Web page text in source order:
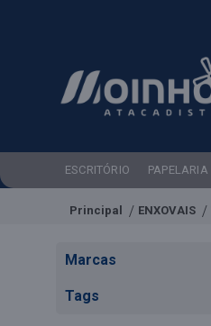
ESCRITÓRIO PAPELARIA
Principal ENXOVAIS
Marcas
Tags